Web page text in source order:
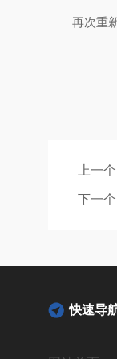
再次重
上一个
下一个
快速导